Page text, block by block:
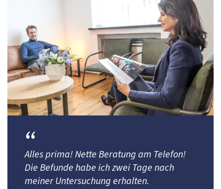
Alles prima! Nette Beratung am Telefon!
Die Befunde habe ich zwei Tage nach
meiner Untersuchung erhalten.